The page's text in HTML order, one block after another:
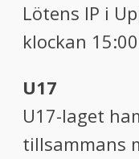
Lötens IP i
klockan
U17
U17-laget
tillsammans